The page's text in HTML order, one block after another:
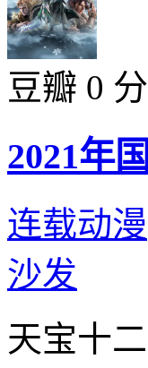
豆瓣 0 分
2021年
连载动漫
沙发
天宝十